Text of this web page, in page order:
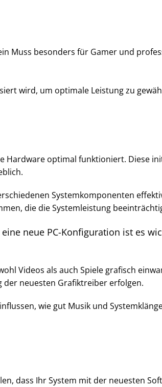
Muss besonders für Gamer und
wird, um optimale Leistung zu
Hardware optimal funktioniert. Diese
Systemkomponenten
die die Systemleistung
neue PC-Konfiguration ist es
Videos als auch Spiele grafisch
neuesten Grafiktreiber erfolgen.
wie gut Musik und
dass Ihr System mit der neuesten